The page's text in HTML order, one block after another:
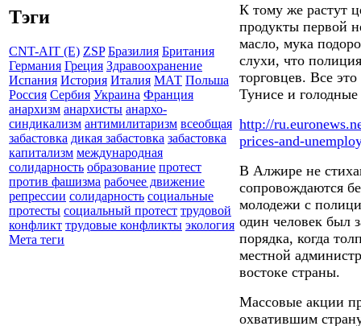
Тэги
CNT-AIT (E) ZSP Бразилия Британия
Германия Греция Здравоохранение
Испания История Италия МАТ Польша
Россия Сербия Украина Франция
анархизм анархисты анархо-
синдикализм антимилитаризм всеобщая
забастовка дикая забастовка забастовка
капитализм международная
солидарность образование протест
против фашизма рабочее движение
репрессии солидарность социальные
протесты социальный протест трудовой
конфликт трудовые конфликты экология
Мета теги
К тому же растут
продукты первой
масло, мука
слухи, что
торговцев. Все
Тунисе и
http://
prices-and-
В Алжире не
сопровождаются
молодежи с
один человек был
порядка, когда
местной
востоке страны.
Массовые акции
охватившим